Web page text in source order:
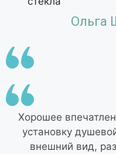
Ольга
Хорошее
установку
внешний вид,